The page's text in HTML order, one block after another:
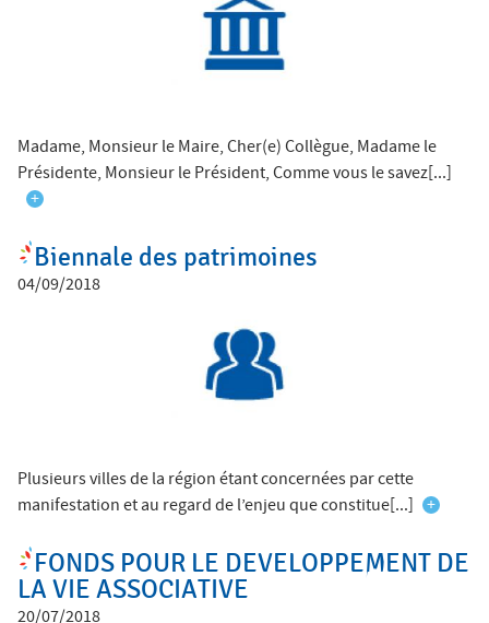
Madame, Monsieur le Maire, Cher(e) Collègue, Madame le
Présidente, Monsieur le Président, Comme vous le savez[...]
+
Biennale des patrimoines
04/09/2018
Plusieurs villes de la région étant concernées par cette
manifestation et au regard de l’enjeu que constitue[...]
+
FONDS POUR LE DEVELOPPEMENT DE
LA VIE ASSOCIATIVE
20/07/2018